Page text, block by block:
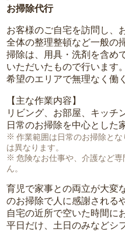
お掃除代行
お客様のご自宅を訪問し、
全体の整理整頓など一般の
掃除は、用具・洗剤を含め
いただいたもので行います
希望のエリアで無理なく働
【主な作業内容】
リビング、お部屋、キッチ
日常のお掃除を中心とした
作業範囲は日常のお掃除と
は異なります。
危険なお仕事や、介護など
ん。
育児で家事との両立が大変
のお掃除で人に感謝される
自宅の近所で空いた時間に
平日だけ、土日のみなどシ